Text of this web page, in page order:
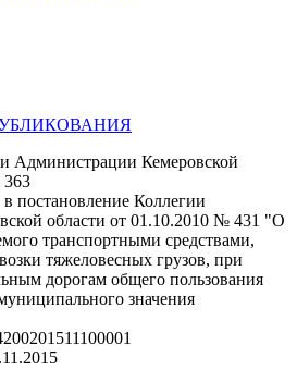
Администрации Кемеровской
363
постановление Коллегии
области от 01.10.2010 № 431 "О
транспортными средствами,
тяжеловесных грузов, при
дорогам общего пользования
значения